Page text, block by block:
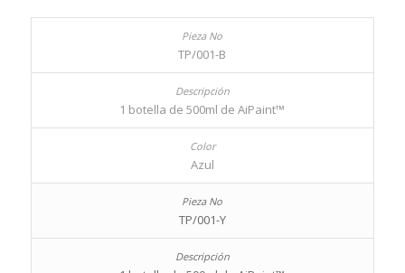
TP/001-B
1 botella de 500ml de AiPaint™
Azul
TP/001-Y